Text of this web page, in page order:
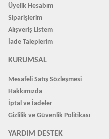
Üyelik Hesabım
Siparişlerim
Alışveriş Listem
İade Taleplerim
KURUMSAL
Mesafeli Satış Sözleşmesi
Hakkımızda
İptal ve İadeler
Gizlilik ve Güvenlik Politikası
YARDIM DESTEK